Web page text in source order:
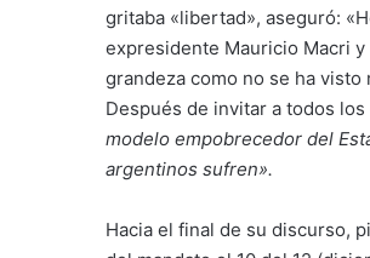
gritaba «libertad», aseguró:
expresidente Mauricio Macri
grandeza como no se ha
Después de invitar a todos
modelo empobrecedor del
argentinos sufren».
Hacia el final de su discurso,